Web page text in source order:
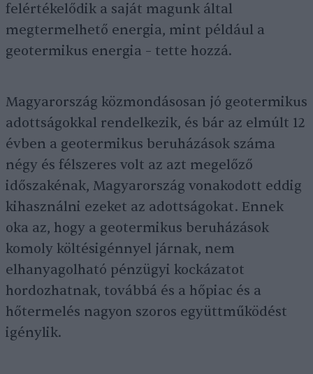
felértékelődik a saját magunk által
megtermelhető energia, mint például a
geotermikus energia – tette hozzá.
Magyarország közmondásosan jó geotermikus
adottságokkal rendelkezik, és bár az elmúlt 12
évben a geotermikus beruházások száma
négy és félszeres volt az azt megelőző
időszakénak, Magyarország vonakodott eddig
kihasználni ezeket az adottságokat. Ennek
oka az, hogy a geotermikus beruházások
komoly költésigénnyel járnak, nem
elhanyagolható pénzügyi kockázatot
hordozhatnak, továbbá és a hőpiac és a
hőtermelés nagyon szoros együttműködést
igénylik.